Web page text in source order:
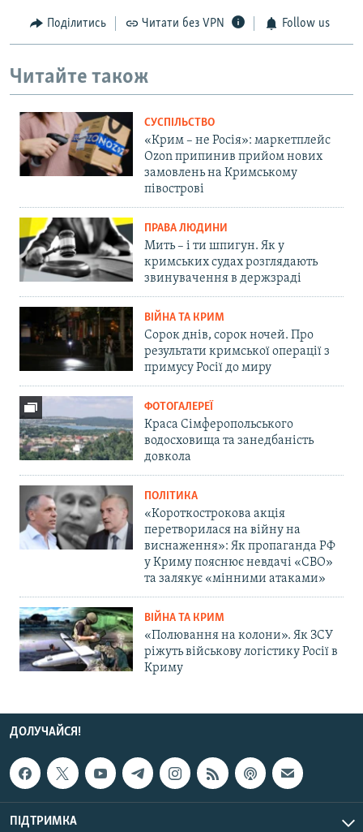
Поділитись Читати без VPN Follow us
Читайте також
СУСПІЛЬСТВО
«Крим – не Росія»: маркетплейс
Ozon припинив прийом нових
замовлень на Кримському
півострові
ПРАВА ЛЮДИНИ
Мить – і ти шпигун. Як у
кримських судах розглядають
звинувачення в держзраді
ВІЙНА ТА КРИМ
Сорок днів, сорок ночей. Про
результати кримської операції з
примусу Росії до миру
ФОТОГАЛЕРЕЇ
Краса Сімферопольського
водосховища та занедбаність
довкола
ПОЛІТИКА
«Короткострокова акція
перетворилася на війну на
виснаження»: Як пропаганда РФ
у Криму пояснює невдачі «СВО»
та залякує «мінними атаками»
ВІЙНА ТА КРИМ
«Полювання на колони». Як ЗСУ
ріжуть військову логістику Росії в
Криму
ДОЛУЧАЙСЯ!
ПІДТРИМКА